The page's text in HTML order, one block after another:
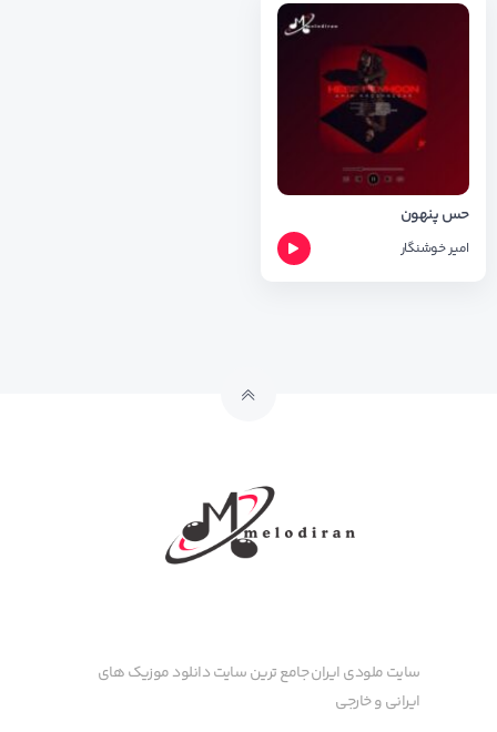
حس پنهون
امیر خوشنگار
سایت ملودی ایران جامع ترین سایت دانلود موزیک های
ایرانی و خارجی